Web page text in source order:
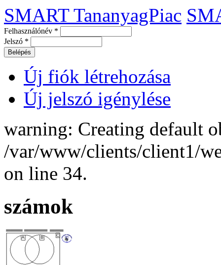
SMART TananyagPiac
Felhasználónév *
Jelszó *
Új fiók létrehozása
Új jelszó igénylése
warning: Creating default
/var/www/clients/client1/
on line 34.
számok